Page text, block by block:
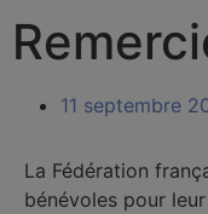
11 septembre
La Fédération
bénévoles pour